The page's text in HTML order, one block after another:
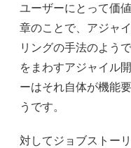
ユーザーにとって価
章のことで、アジャ
リングの手法のよう
をまわすアジャイル
ーはそれ自体が機能
うです。
対してジョブストー